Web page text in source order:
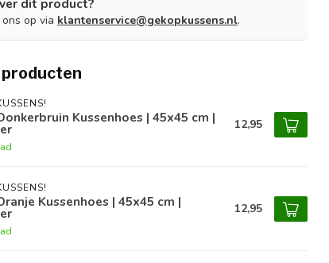
dit product?
op via klantenservice@gekopkussens.nl.
Kussenhoes | 45x45 cm | 12,95
Kussenhoes | 45x45 cm | 12,95